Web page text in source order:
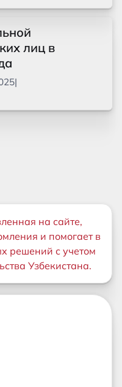
лиц в
|
на сайте,
и помогает в
решений с учетом
Узбекистана.